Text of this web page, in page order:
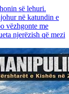
së lehuri.
në katundin e
vëzhgonte me
njerëzish që mezi